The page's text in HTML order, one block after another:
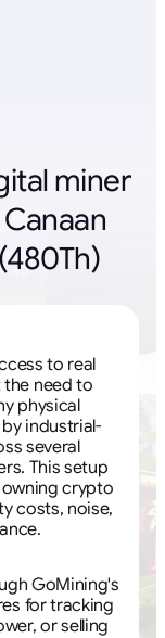
miner
to real
need to
physical
industrial-
several
This setup
crypto
costs, noise,
GoMining's
for tracking
or selling